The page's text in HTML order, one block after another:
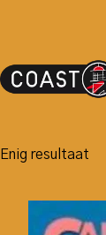
Enig resultaat